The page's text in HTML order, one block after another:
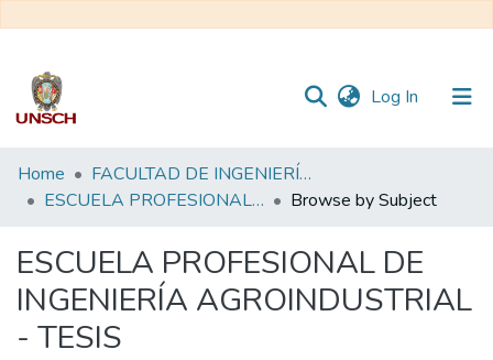
Log In (current)
Communities
&
All of DSpace
Home
FACULTAD DE INGENIERÍA QUÍMICA Y METALURGIA
ESCUELA PROFESIONAL DE INGENIERÍA AGROINDUSTRIAL - TESIS
Browse by Subject
ESCUELA PROFESIONAL DE
INGENIERÍA AGROINDUSTRIAL
- TESIS